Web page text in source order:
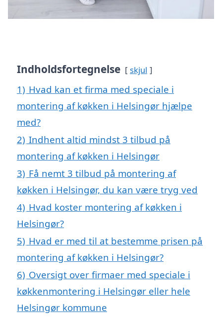
Indholdsfortegnelse skjul
1) Hvad kan et firma med speciale i
montering af køkken i Helsingør hjælpe
med?
2) Indhent altid mindst 3 tilbud på
montering af køkken i Helsingør
3) Få nemt 3 tilbud på montering af
køkken i Helsingør, du kan være tryg ved
4) Hvad koster montering af køkken i
Helsingør?
5) Hvad er med til at bestemme prisen på
montering af køkken i Helsingør?
6) Oversigt over firmaer med speciale i
køkkenmontering i Helsingør eller hele
Helsingør kommune